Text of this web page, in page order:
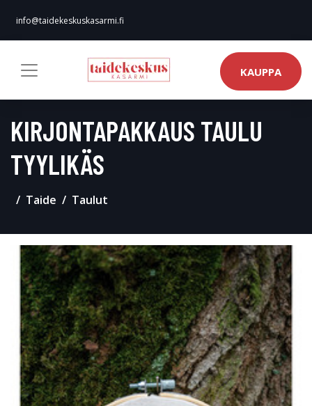
info@taidekeskuskasarmi.fi
KAUPPA
KIRJONTAPAKKAUS TAULU
TYYLIKÄS
Taide Taulut